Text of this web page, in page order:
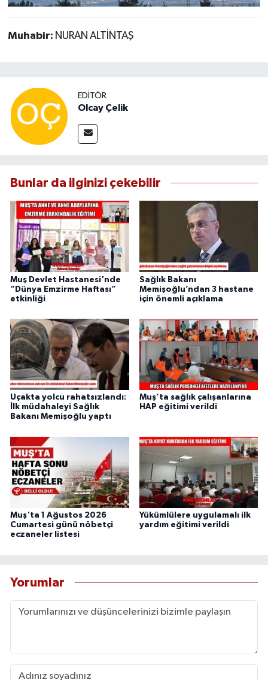
Muhabir: NURAN ALTİNTAŞ
EDITÖR
Olcay Çelik
Bunlar da ilginizi çekebilir
Muş Devlet Hastanesi'nde
“Dünya Emzirme Haftası”
etkinliği
Sağlık Bakanı
Memişoğlu’ndan 3 hastane
için önemli açıklama
Uçakta yolcu rahatsızlandı:
İlk müdahaleyi Sağlık
Bakanı Memişoğlu yaptı
Muş’ta sağlık çalışanlarına
HAP eğitimi verildi
Muş'ta 1 Ağustos 2026
Cumartesi günü nöbetçi
eczaneler listesi
Yükümlülere uygulamalı ilk
yardım eğitimi verildi
Yorumlar